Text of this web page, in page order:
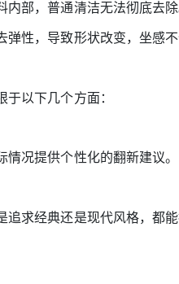
部，普通清洁无法彻底去除
性，导致形状改变，坐感不
以下几个方面：
况提供个性化的翻新建议。
求经典还是现代风格，都